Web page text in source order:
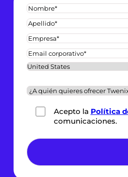
Acepto la Política
comunicaciones.*